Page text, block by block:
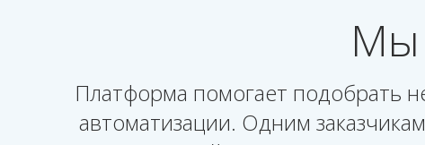
Мы
Платформа помогает подобрать
автоматизации. Одним